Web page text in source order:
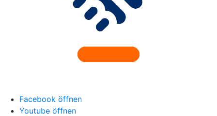
Facebook öffnen
Youtube öffnen